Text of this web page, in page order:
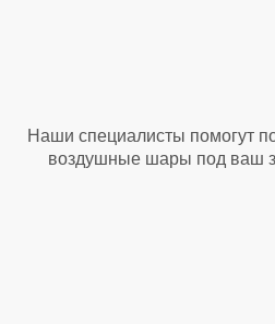
Наши специалисты помогут
воздушные шары под ваш